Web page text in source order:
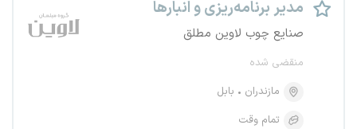
مدیر برنامه‌ریزی و انبارها
صنایع چوب لاوین مطلق
منقضی شده
مازندران
بابل
تمام وقت